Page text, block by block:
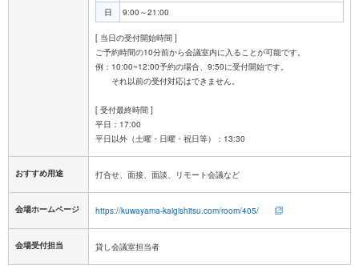
日
9:00～21:00
[ 当日の受付開始時間 ]
ご予約時間の10分前から会議室内に入ることが可能です。
例：10:00~12:00予約の場合、9:50に受付開始です。
それ以前の受付対応はできません。
[ 受付最終時間 ]
平日：17:00
おすすめ用途 打合せ、面接、面談、リモート会議など
会場ホームページ https://kuwayama-kaigishitsu.com/room/405/
会場受付担当 貸し会議室担当者